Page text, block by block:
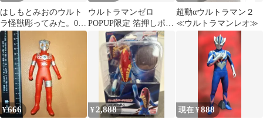
はしもとみおのウルト
ラ怪獣彫ってみた。03
ツインテール 新品未開
封
ウルトラマンゼロ
POPUP限定 箔押しポス
トカード全6種セット
超動αウルトラマン２
≪ウルトラマンレオ≫
¥666 ¥ 2,888 現在 ¥888